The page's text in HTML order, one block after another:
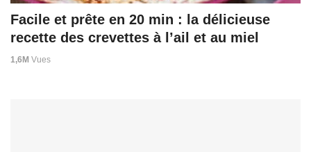
Facile et prête en 20 min : la délicieuse
recette des crevettes à l’ail et au miel
1,6M Vues